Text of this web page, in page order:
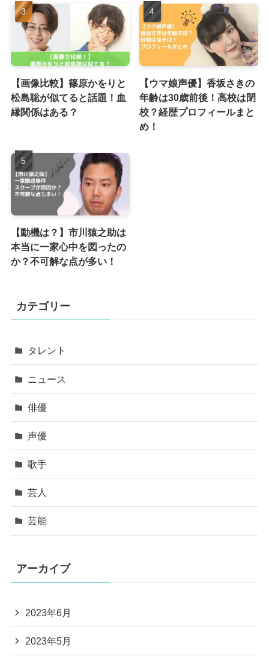
【画像比較】篠原かをりと
松島聡が似てると話題！血
縁関係はある？
【ウマ娘声優】香坂さきの
年齢は30歳前後！高校は閉
校？経歴プロフィールまと
め！
【動機は？】市川猿之助は
本当に一家心中を図ったの
か？不可解な点が多い！
カテゴリー
タレント
ニュース
俳優
声優
歌手
芸人
芸能
アーカイブ
2023年6月
2023年5月